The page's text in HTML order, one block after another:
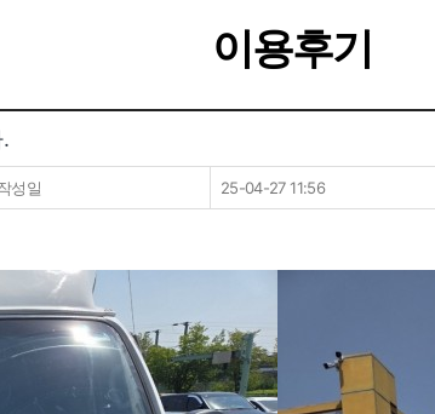
이용후기
성일 25-04-27 11:56